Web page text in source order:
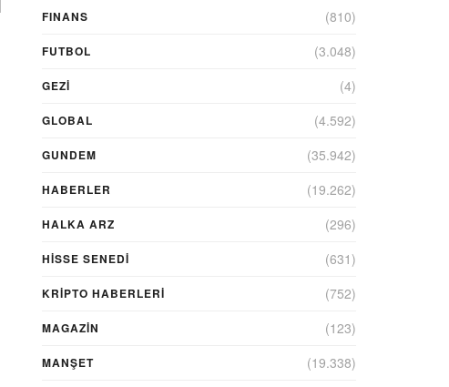
FINANS (810)
FUTBOL (3.048)
GEZI (4)
GLOBAL (4.592)
GUNDEM (35.942)
HABERLER (19.262)
HALKA ARZ (296)
HİSSE SENEDİ (631)
KRIPTO HABERLERI (752)
MAGAZİN (123)
MANŞET (19.338)